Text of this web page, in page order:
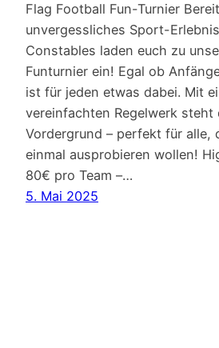
Flag Football Fun-Turnier
unvergessliches Sport-
Constables laden euch zu
Funturnier ein! Egal ob
ist für jeden etwas dabei. Mit
vereinfachten Regelwerk steht
Vordergrund – perfekt für alle,
einmal ausprobieren wollen!
80€ pro Team –…
5. Mai 2025